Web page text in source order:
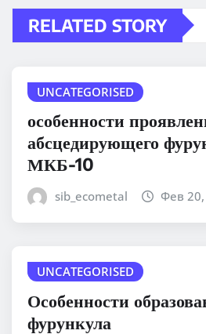
RELATED STORY
UNCATEGORISED
особенности
абсцедирующего
МКБ-10
sib_ecometal Фев
UNCATEGORISED
Особенности
фурункула